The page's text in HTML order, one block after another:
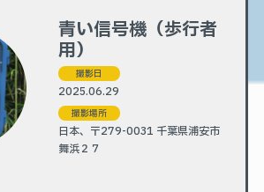
青い信号機（歩行者
用）
撮影日
2025.06.29
撮影場所
日本、〒279-0031 千葉県浦安市
舞浜２７